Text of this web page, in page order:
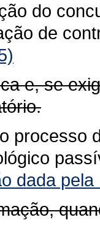
do
de
e, se
processo
dada